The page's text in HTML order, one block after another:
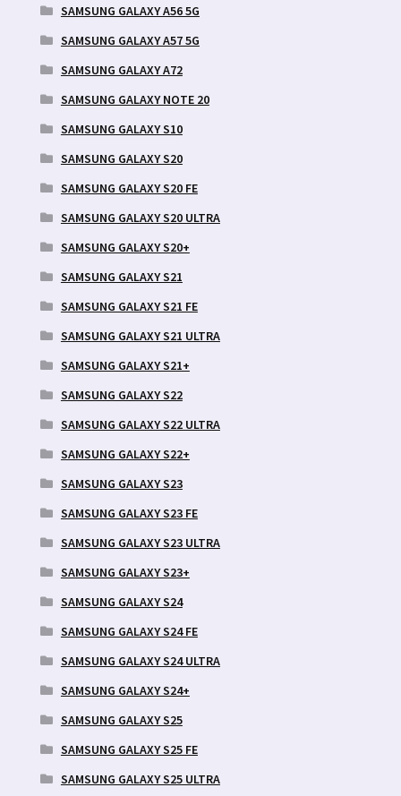
SAMSUNG GALAXY A56 5G
SAMSUNG GALAXY A57 5G
SAMSUNG GALAXY A72
SAMSUNG GALAXY NOTE 20
SAMSUNG GALAXY S10
SAMSUNG GALAXY S20
SAMSUNG GALAXY S20 FE
SAMSUNG GALAXY S20 ULTRA
SAMSUNG GALAXY S20+
SAMSUNG GALAXY S21
SAMSUNG GALAXY S21 FE
SAMSUNG GALAXY S21 ULTRA
SAMSUNG GALAXY S21+
SAMSUNG GALAXY S22
SAMSUNG GALAXY S22 ULTRA
SAMSUNG GALAXY S22+
SAMSUNG GALAXY S23
SAMSUNG GALAXY S23 FE
SAMSUNG GALAXY S23 ULTRA
SAMSUNG GALAXY S23+
SAMSUNG GALAXY S24
SAMSUNG GALAXY S24 FE
SAMSUNG GALAXY S24 ULTRA
SAMSUNG GALAXY S24+
SAMSUNG GALAXY S25
SAMSUNG GALAXY S25 FE
SAMSUNG GALAXY S25 ULTRA